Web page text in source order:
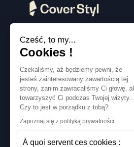
Obserwuj nas
Cześć, to my...
Cookies !
Czekaliśmy, aż będziemy pewni, że
jesteś zainteresowany zawartością tej
strony, zanim zawracaliśmy Ci głowę,
towarzyszyć Ci podczas Twojej wizyty...
Czy to jest w porządku z tobą?
Zapoznaj się z polityką prywatności
À quoi servent ces cookies :